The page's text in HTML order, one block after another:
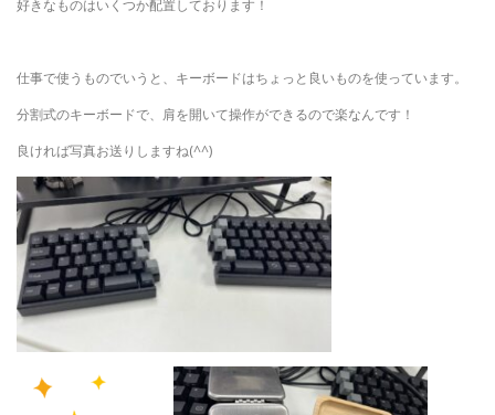
好きなものはいくつか配置しております！
仕事で使うものでいうと、キーボードはちょっと良いものを使っています。
分割式のキーボードで、肩を開いて操作ができるので楽なんです！
良ければ写真お送りしますね(^^)